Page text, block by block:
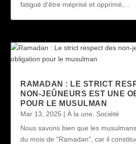
fatigué d'être méprisé et opprimé,...
RAMADAN : LE STRICT
NON-JEÛNEURS EST UNE
POUR LE MUSULMAN
Mar 13, 2025 |À la une, Société
Nous savons bien que les
du mois de "Ramadan", car il